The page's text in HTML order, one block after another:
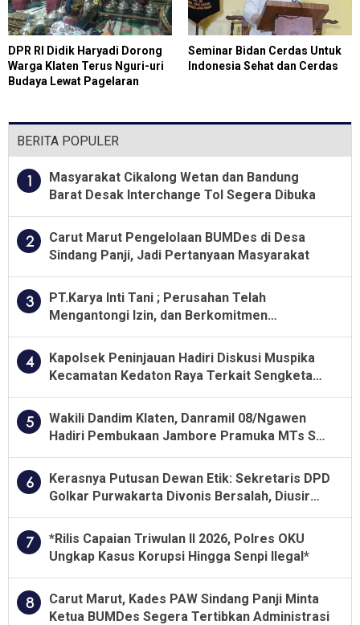
DPR RI Didik Haryadi Dorong
Warga Klaten Terus Nguri-uri
Budaya Lewat Pagelaran
Seminar Bidan Cerdas Untuk
Indonesia Sehat dan Cerdas
BERITA POPULER
1
Masyarakat Cikalong Wetan dan Bandung
Barat Desak Interchange Tol Segera Dibuka
2
Carut Marut Pengelolaan BUMDes di Desa
Sindang Panji, Jadi Pertanyaan Masyarakat
3
PT.Karya Inti Tani ; Perusahan Telah
Mengantongi Izin, dan Berkomitmen
4
Kapolsek Peninjauan Hadiri Diskusi Muspika
Kecamatan Kedaton Raya Terkait Sengketa
5
Wakili Dandim Klaten, Danramil 08/Ngawen
Hadiri Pembukaan Jambore Pramuka MTs Se-
6
Kerasnya Putusan Dewan Etik: Sekretaris DPD
Golkar Purwakarta Divonis Bersalah, Diusir
7
*Rilis Capaian Triwulan II 2026, Polres OKU
Ungkap Kasus Korupsi Hingga Senpi Ilegal*
8
Carut Marut, Kades PAW Sindang Panji Minta
Ketua BUMDes Segera Tertibkan Administrasi